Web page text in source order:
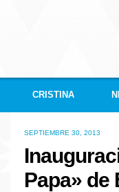
CRISTINA
SEPTIEMBRE 30, 2013
Papa» de